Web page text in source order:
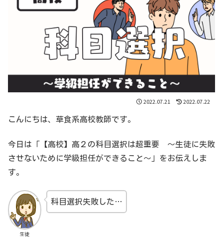
2022.07.21 2022.07.22
こんにちは、草食系高校教師です。
今日は「【高校】高２の科目選択は超重要 〜生徒に失敗
させないために学級担任ができること〜」をお伝えしま
す。
生徒
科目選択失敗した…